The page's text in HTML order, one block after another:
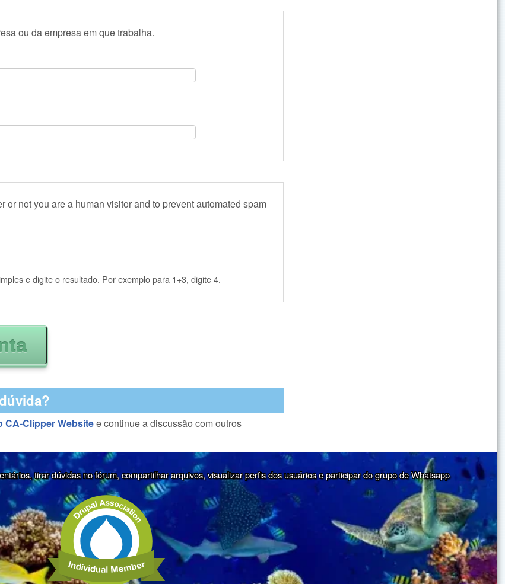
ou da empresa em que trabalha.
or not you are a human visitor and to prevent automated spam
e digite o resultado. Por exemplo para 1+3, digite 4.
CA-Clipper Websitee continue a discussão com outros
tirar dúvidas no fórum, compartilhar arquivos, visualizar perfis dos usuários e participar do grupo de Whatsapp